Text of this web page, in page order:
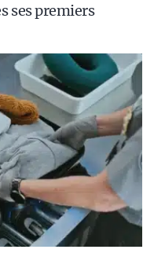
ses premiers